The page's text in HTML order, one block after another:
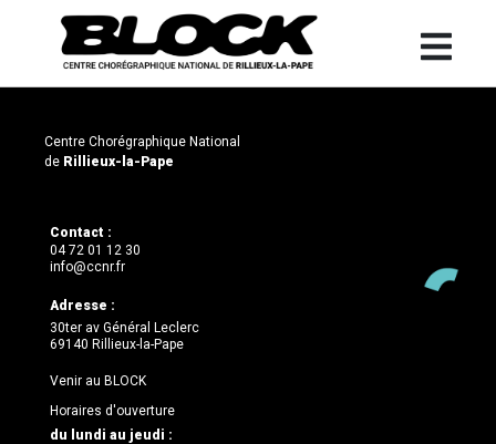
Centre Chorégraphique National
de Rillieux-la-Pape
Contact :
04 72 01 12 30
info@ccnr.fr
Adresse :
30ter av Général Leclerc
69140 Rillieux-la-Pape
Venir au BLOCK
Horaires d'ouverture
du lundi au jeudi :